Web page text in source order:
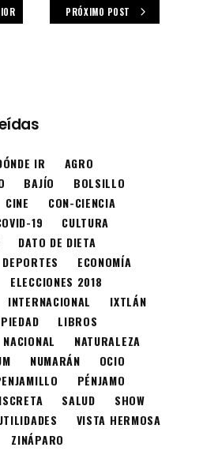
PRÓXIMO POST
IR
AGRO
BAJÍO
BOLSILLO
CINE
CON-CIENCIA
19
CULTURA
DATO DE DIETA
DEPORTES
ECONOMÍA
ELECCIONES 2018
INTERNACIONAL
IXTLÁN
LIBROS
NACIONAL
NATURALEZA
NUMARÁN
OCIO
PÉNJAMO
SALUD
SHOW
VISTA HERMOSA
ZINÁPARO